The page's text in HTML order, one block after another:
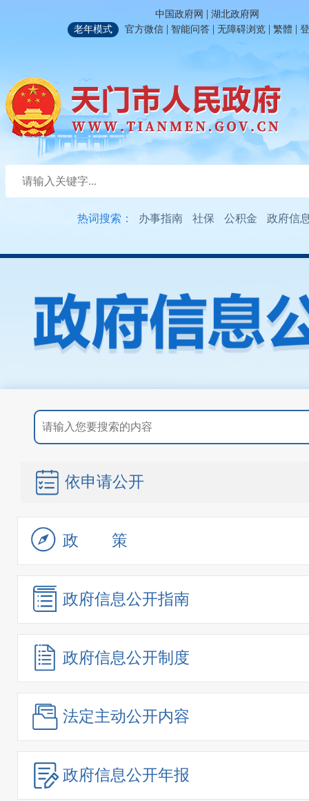
中国政府网 | 湖北政府网
老年模式
官方微信 | 智能问答 | 无障碍浏览 | 繁體 |
热词搜索： 办事指南 社保 公积金 政府信
依申请公开
政策
政府信息公开指南
政府信息公开制度
法定主动公开内容
政府信息公开年报